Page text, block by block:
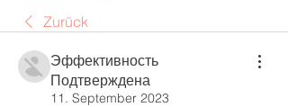
Zurück
Эффективность
Подтверждена
11. September 2023